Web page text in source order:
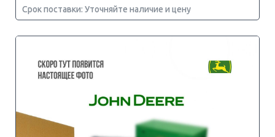
Срок поставки: Уточняйте наличие и цену